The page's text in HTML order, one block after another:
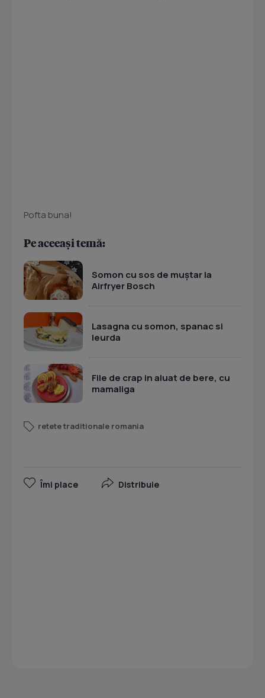
Pofta buna!
Pe aceeași temă:
Somon cu sos de muștar la
Airfryer Bosch
Lasagna cu somon, spanac si
leurda
File de crap in aluat de bere, cu
mamaliga
retete traditionale romania
Îmi place Distribuie